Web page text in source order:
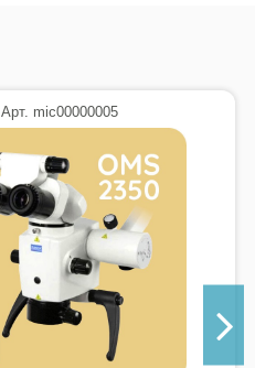
Арт. mic00000005